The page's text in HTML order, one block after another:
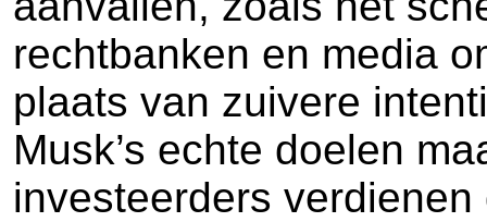
rechtbanken en media
plaats van zuivere
Musk’s echte doelen
investeerders